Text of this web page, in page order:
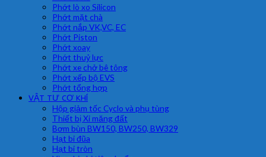
Phớt lò xo Silicon
Phớt mặt chà
Phớt nắp VK,VC, EC
Phớt Piston
Phớt xoay
Phớt thuỷ lực
Phớt xe chở bê tông
Phớt xếp bộ EVS
Phớt tổng hợp
VẬT TƯ CƠ KHÍ
Hộp giảm tốc Cyclo và phụ tùng
Thiết bị Xi măng đất
Bơm bùn BW150, BW250, BW329
Hạt bi đũa
Hạt bi tròn